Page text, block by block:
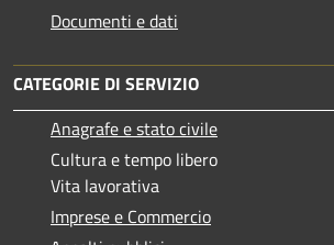
Documenti e dati
CATEGORIE DI SERVIZIO
Anagrafe e stato civile
Cultura e tempo libero
Vita lavorativa
Imprese e Commercio